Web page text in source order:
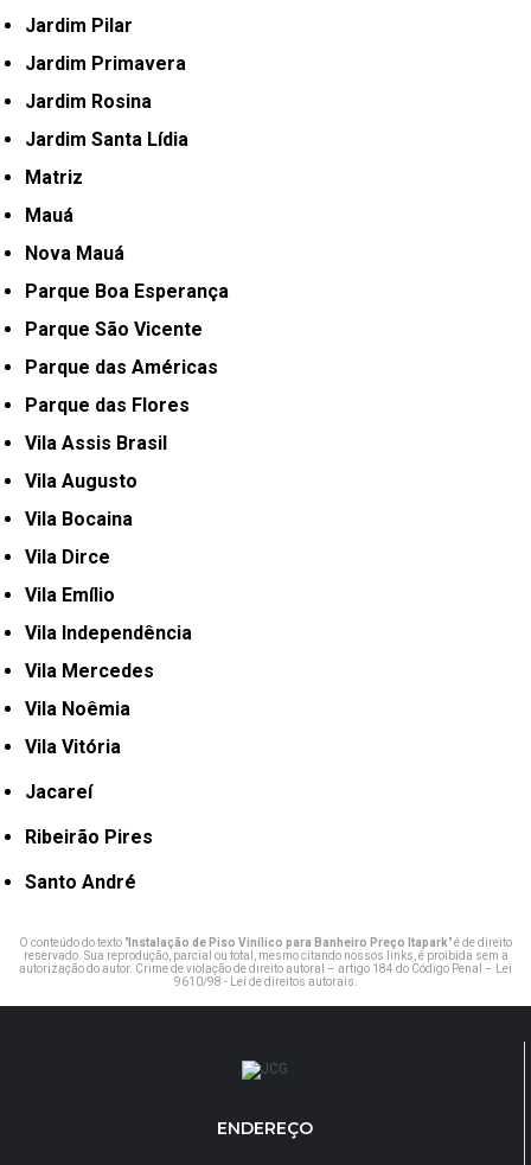
Jardim Pilar
Jardim Primavera
Jardim Rosina
Jardim Santa Lídia
Matriz
Mauá
Nova Mauá
Parque Boa Esperança
Parque São Vicente
Parque das Américas
Parque das Flores
Vila Assis Brasil
Vila Augusto
Vila Bocaina
Vila Dirce
Vila Emílio
Vila Independência
Vila Mercedes
Vila Noêmia
Vila Vitória
Jacareí
Ribeirão Pires
Santo André
O conteúdo do texto " Instalação de Piso Vinílico para Banheiro Preço Itapark" é de direito
reservado. Sua reprodução, parcial ou total, mesmo citando nossos links, é proibida sem a
autorização do autor. Crime de violação de direito autoral – artigo 184 do Código Penal –
Lei
9610/98 - Lei de direitos autorais
ENDEREÇO